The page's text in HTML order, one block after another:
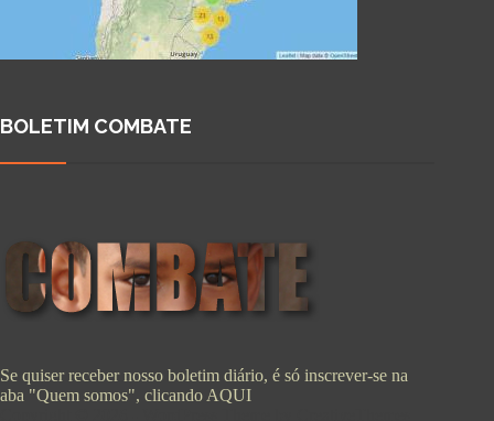
BOLETIM COMBATE
Se quiser receber nosso boletim diário, é só inscrever-se na
aba "Quem somos", clicando AQUI